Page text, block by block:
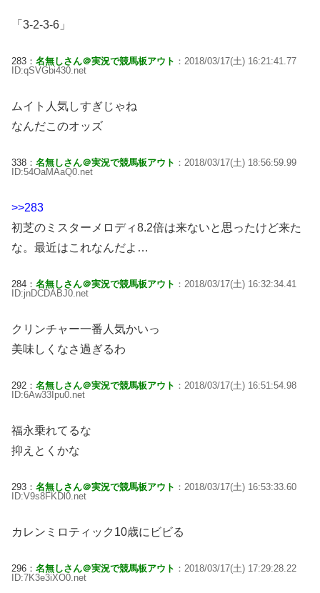
「3-2-3-6」
283： 名無しさん＠実況で競馬板アウト ：2018/03/17(土) 16:21:41.77
ID:qSVGbi430.net
ムイト人気しすぎじゃね
なんだこのオッズ
338： 名無しさん＠実況で競馬板アウト ：2018/03/17(土) 18:56:59.99
ID:54OaMAaQ0.net
>>283
初芝のミスターメロディ8.2倍は来ないと思ったけど来た
な。最近はこれなんだよ…
284： 名無しさん＠実況で競馬板アウト ：2018/03/17(土) 16:32:34.41
ID:jnDCDABJ0.net
クリンチャー一番人気かいっ
美味しくなさ過ぎるわ
292： 名無しさん＠実況で競馬板アウト ：2018/03/17(土) 16:51:54.98
ID:6Aw33Ipu0.net
福永乗れてるな
抑えとくかな
293： 名無しさん＠実況で競馬板アウト ：2018/03/17(土) 16:53:33.60
ID:V9s8FKDl0.net
カレンミロティック10歳にビビる
296： 名無しさん＠実況で競馬板アウト ：2018/03/17(土) 17:29:28.22
ID:7K3e3iXO0.net